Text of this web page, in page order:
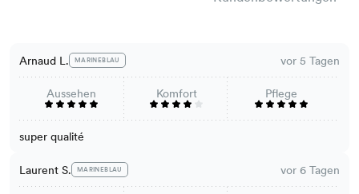
Arnaud L. MARINEBLAU vor 5 Tagen
Aussehen Komfort Pflege
super qualité
Laurent S. MARINEBLAU vor 6 Tagen